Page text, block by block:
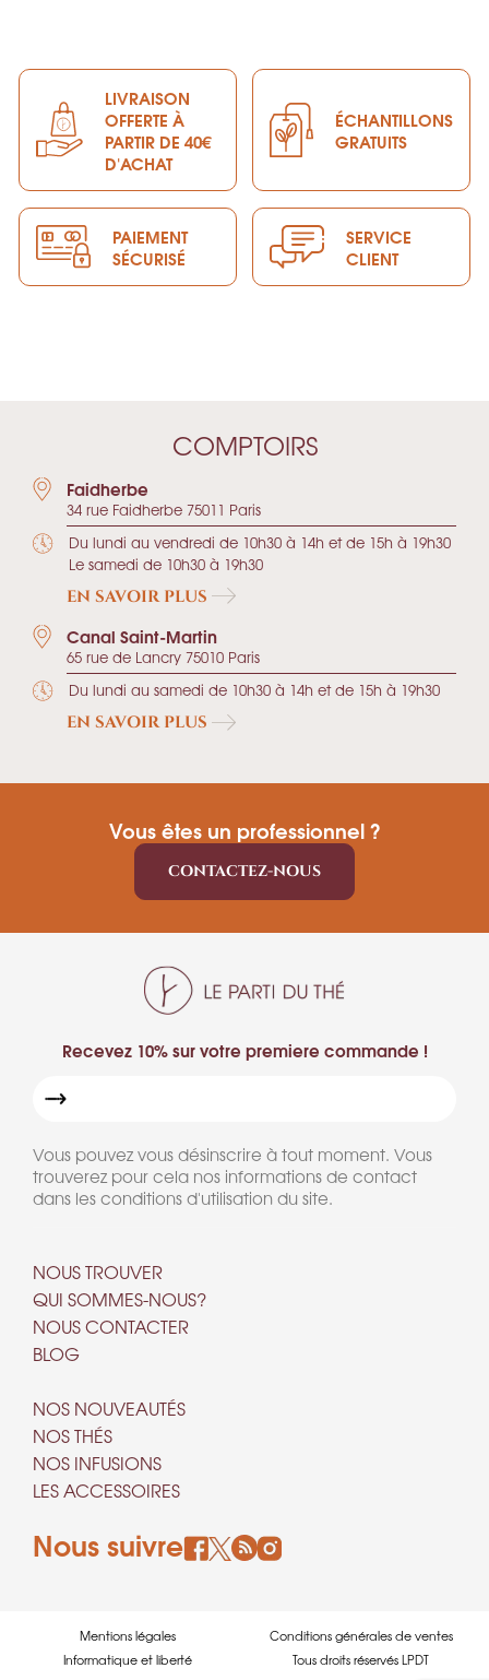
LIVRAISON
OFFERTE À
PARTIR DE 40€
D'ACHAT
ÉCHANTILLONS
GRATUITS
PAIEMENT
SÉCURISÉ
SERVICE
CLIENT
COMPTOIRS
Faidherbe
34 rue Faidherbe 75011 Paris
Du lundi au vendredi de 10h30 à 14h et de 15h à 19h30
Le samedi de 10h30 à 19h30
EN SAVOIR PLUS
Canal Saint-Martin
65 rue de Lancry 75010 Paris
Du lundi au samedi de 10h30 à 14h et de 15h à 19h30
EN SAVOIR PLUS
Vous êtes un professionnel ?
CONTACTEZ-NOUS
Recevez 10% sur votre premiere commande !
Vous pouvez vous désinscrire à tout moment. Vous
trouverez pour cela nos informations de contact
dans les conditions d'utilisation du site.
NOUS TROUVER
QUI SOMMES-NOUS?
NOUS CONTACTER
BLOG
NOS NOUVEAUTÉS
NOS THÉS
NOS INFUSIONS
LES ACCESSOIRES
Nous suivre
Mentions légales
Conditions générales de ventes
Informatique et liberté
Tous droits réservés LPDT